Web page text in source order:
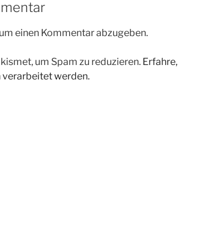
einen Kommentar abzugeben.
um Spam zu reduzieren. Erfahre,
werden.